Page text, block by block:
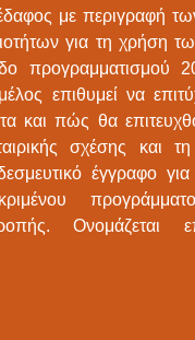
με περιγραφή
για τη χρήση
προγραμματισμού
επιθυμεί να
και πώς θα
σχέσης και τη
έγγραφο για
Ονομάζεται